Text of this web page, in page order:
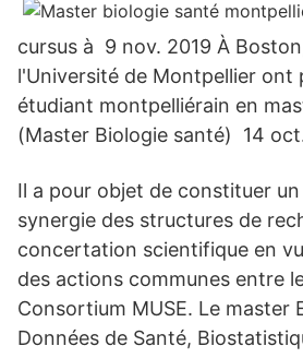
cursus à 9 nov. 2019 À
l'Université de Montpellier ont
étudiant montpelliérain en
(Master Biologie santé) 14
Il a pour objet de constituer un
synergie des structures de
concertation scientifique en
des actions communes entre
Consortium MUSE. Le master
Données de Santé,